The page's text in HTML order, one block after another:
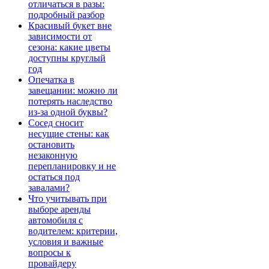
отличаться в разы:
подробный разбор
Красивый букет вне
зависимости от
сезона: какие цветы
доступны круглый
год
Опечатка в
завещании: можно ли
потерять наследство
из-за одной буквы?
Сосед сносит
несущие стены: как
остановить
незаконную
перепланировку и не
остаться под
завалами?
Что учитывать при
выборе аренды
автомобиля с
водителем: критерии,
условия и важные
вопросы к
провайдеру